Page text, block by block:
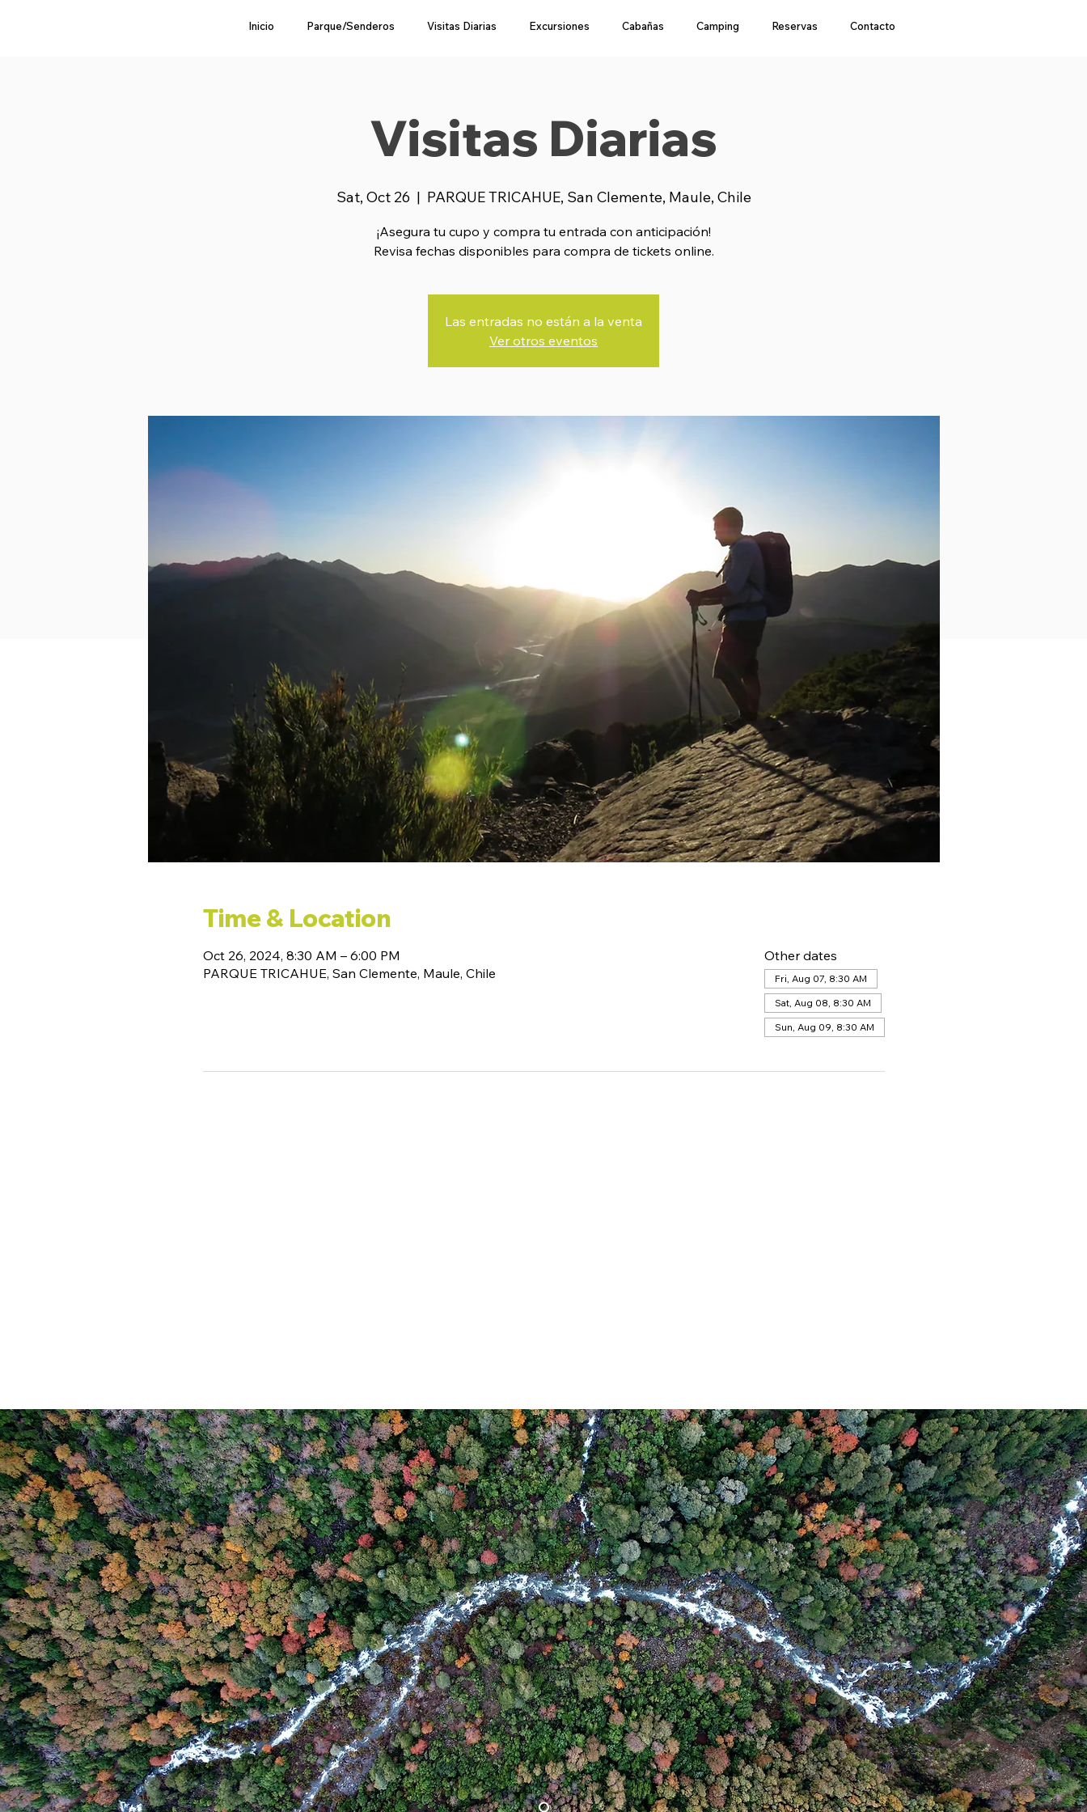
Inicio Parque/Senderos Visitas Diarias Excursiones Cabañas Camping Reservas Contacto
Visitas Diarias
Sat, Oct 26
  |
PARQUE TRICAHUE, San Clemente, Maule, Chile
¡Asegura tu cupo y compra tu entrada con anticipación!
Revisa fechas disponibles para compra de tickets online.
Las entradas no están a la venta
Ver otros eventos
Time & Location
Oct 26, 2024, 8:30 AM – 6:00 PM
PARQUE TRICAHUE, San Clemente, Maule, Chile
Other dates
Fri, Aug 07, 8:30 AM
Sat, Aug 08, 8:30 AM
Sun, Aug 09, 8:30 AM